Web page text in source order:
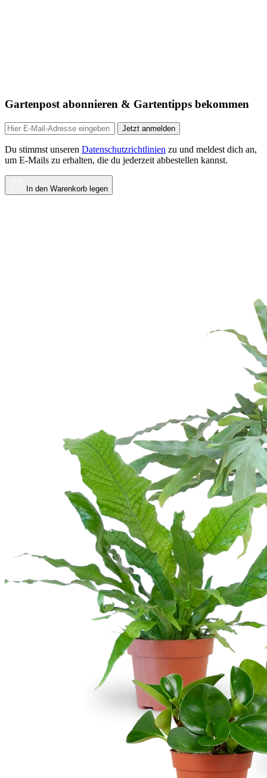
Gartenpost abonnieren & Gartentipps bekommen
Jetzt anmelden
Du stimmst unseren Datenschutzrichtlinien zu und meldest dich an,
um E-Mails zu erhalten, die du jederzeit abbestellen kannst.
In den Warenkorb legen